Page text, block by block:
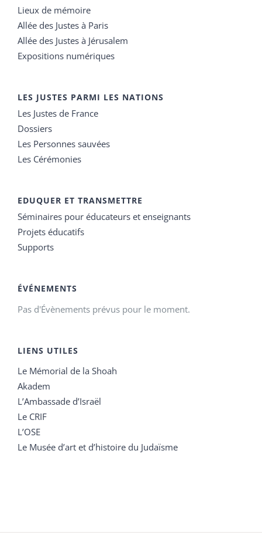
Lieux de mémoire
Allée des Justes à Paris
Allée des Justes à Jérusalem
Expositions numériques
LES JUSTES PARMI LES NATIONS
Les Justes de France
Dossiers
Les Personnes sauvées
Les Cérémonies
EDUQUER ET TRANSMETTRE
Séminaires pour éducateurs et enseignants
Projets éducatifs
Supports
ÉVÉNEMENTS
Pas d'Évènements prévus pour le moment.
LIENS UTILES
Le Mémorial de la Shoah
Akadem
L’Ambassade d’Israël
Le CRIF
L’OSE
Le Musée d’art et d’histoire du Judaïsme